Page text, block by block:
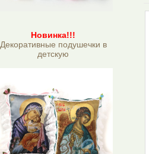
Новинка!!!
Декоративные подушечки в
детскую